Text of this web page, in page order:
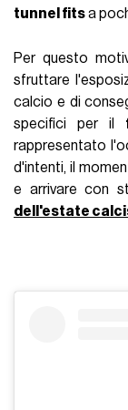
tunnel fitsa
Per questo
sfruttare
calcio e di
specifici per il
rappresentato
d'intenti, il
e arrivare con
dell'estate